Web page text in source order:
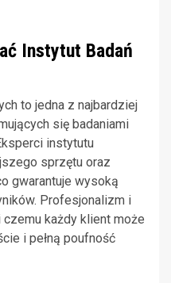
Instytut Badań
to jedna z najbardziej
się badaniami
instytutu
sprzętu oraz
gwarantuje wysoką
Profesjonalizm i
każdy klient może
i pełną poufność